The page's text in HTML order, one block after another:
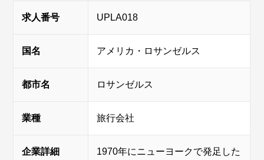
求人番号 UPLA018
国名 アメリカ・ロサンゼルス
都市名 ロサンゼルス
業種 旅行会社
企業詳細
1970年にニューヨークで発足した